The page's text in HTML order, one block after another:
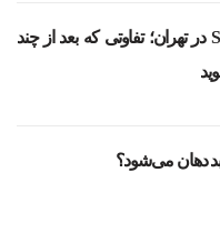
ایمپلنت سوئیسی SIC در تهران؛ تفاوتی که بعد از چند
بد دهان می‌شود؟